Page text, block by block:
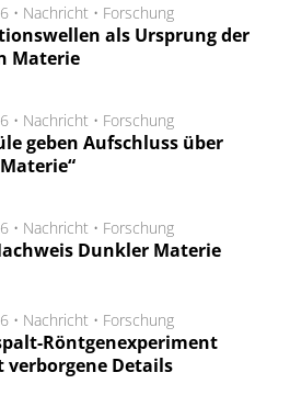
• Nachricht • Forschung
als Ursprung der
Materie
• Nachricht • Forschung
geben Aufschluss über
• Nachricht • Forschung
Dunkler Materie
• Nachricht • Forschung
Röntgenexperiment
Details